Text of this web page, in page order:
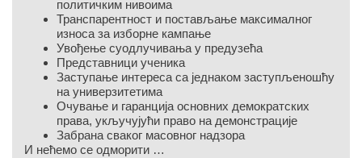
политичким нивоима
Транспарентност и постављање максималног
износа за изборне кампање
Увођење суодлучивања у предузећа
Представници ученика
Заступање интереса са једнаком заступљеношћу
на универзитетима
Очување и гаранција основних демократских
права, укључујући право на демонстрације
Забрана сваког масовног надзора
И нећемо се одморити …